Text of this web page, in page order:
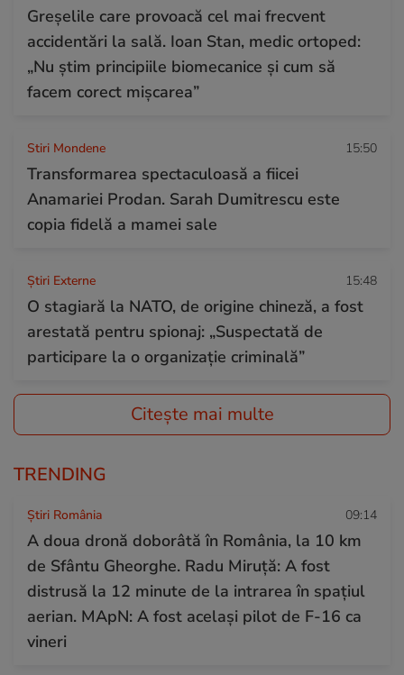
Greșelile care provoacă cel mai frecvent
accidentări la sală. Ioan Stan, medic ortoped:
„Nu știm principiile biomecanice și cum să
facem corect mișcarea”
Stiri Mondene 15:50
Transformarea spectaculoasă a fiicei
Anamariei Prodan. Sarah Dumitrescu este
copia fidelă a mamei sale
Știri Externe 15:48
O stagiară la NATO, de origine chineză, a fost
arestată pentru spionaj: „Suspectată de
participare la o organizație criminală”
Citește mai multe
TRENDING
Știri România 09:14
A doua dronă doborâtă în România, la 10 km
de Sfântu Gheorghe. Radu Miruță: A fost
distrusă la 12 minute de la intrarea în spațiul
aerian. MApN: A fost același pilot de F-16 ca
vineri